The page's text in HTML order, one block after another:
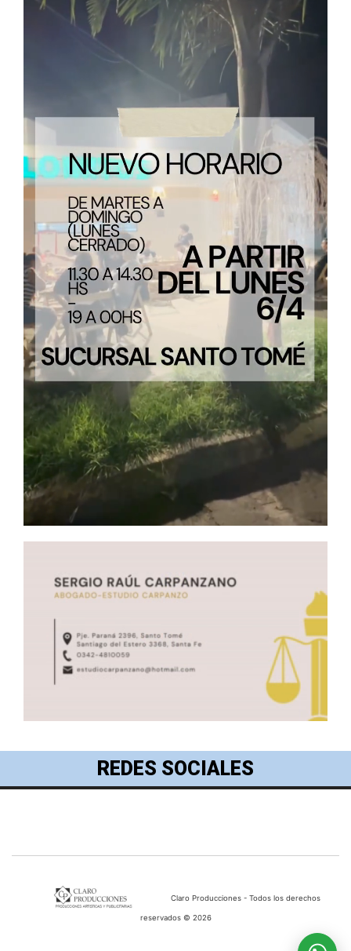
REDES SOCIALES
Claro Producciones - Todos los derechos
reservados © 2026